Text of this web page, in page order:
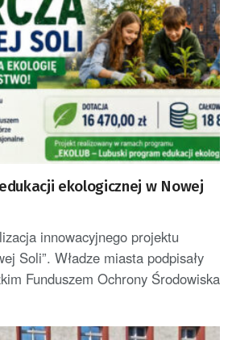
ekologicznej w Nowej
innowacyjnego projektu
Soli”. Władze miasta podpisały
Funduszem Ochrony Środowiska